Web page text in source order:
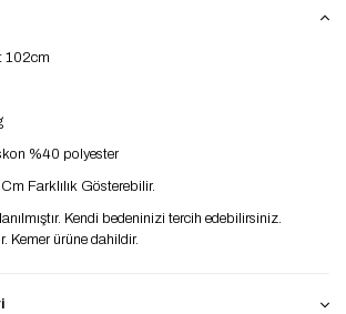
102cm
%40 polyester
Farklılık Gösterebilir.
Kendi bedeninizi tercih edebilirsiniz.
Kemer ürüne dahildir.